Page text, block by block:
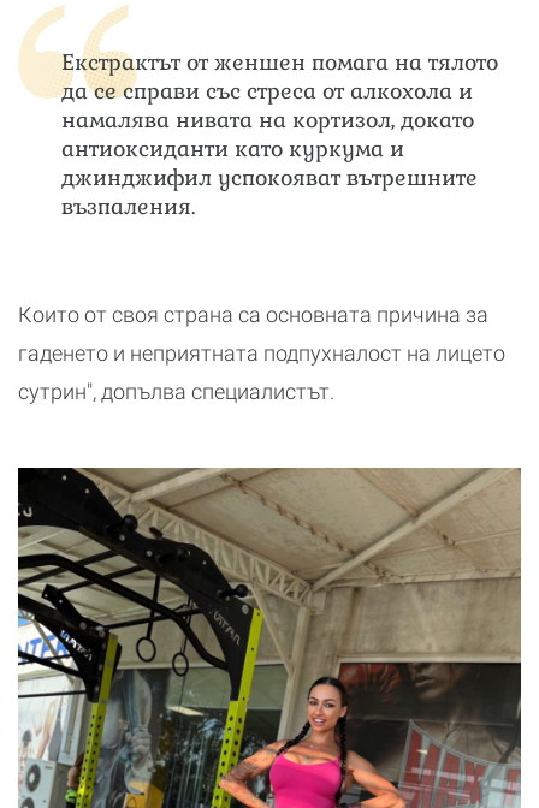
Екстрактът от женшен помага на тялото
да се справи със стреса от алкохола и
намалява нивата на кортизол, докато
антиоксиданти като куркума и
джинджифил успокояват вътрешните
възпаления.
Които от своя страна са основната причина за
гаденето и неприятната подпухналост на лицето
сутрин", допълва специалистът.